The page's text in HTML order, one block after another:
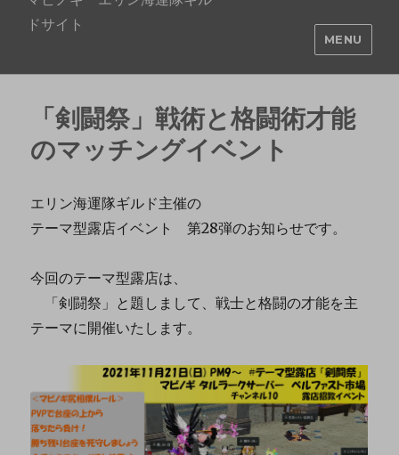
ドサイト
MENU
「剣闘祭」戦術と格闘術才能
のマッチングイベント
エリン海運隊ギルド主催の
テーマ型露店イベント 第28弾のお知らせです。
今回のテーマ型露店は、
「剣闘祭」と題しまして、戦士と格闘の才能を主
テーマに開催いたします。